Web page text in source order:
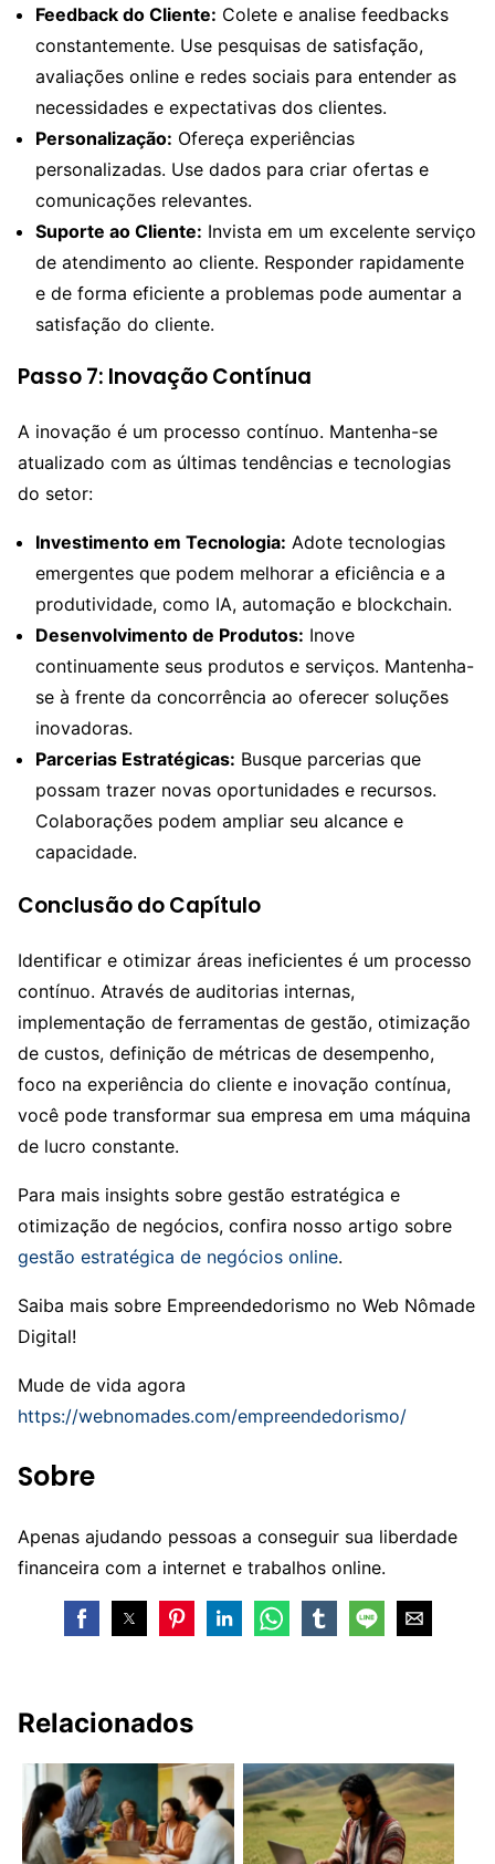
Feedback do Cliente: Colete e analise feedbacks
constantemente. Use pesquisas de satisfação,
avaliações online e redes sociais para entender as
necessidades e expectativas dos clientes.
Personalização: Ofereça experiências
personalizadas. Use dados para criar ofertas e
comunicações relevantes.
Suporte ao Cliente: Invista em um excelente serviço
de atendimento ao cliente. Responder rapidamente
e de forma eficiente a problemas pode aumentar a
satisfação do cliente.
Passo 7: Inovação Contínua
A inovação é um processo contínuo. Mantenha-se
atualizado com as últimas tendências e tecnologias
do setor:
Investimento em Tecnologia: Adote tecnologias
emergentes que podem melhorar a eficiência e a
produtividade, como IA, automação e blockchain.
Desenvolvimento de Produtos: Inove
continuamente seus produtos e serviços. Mantenha-
se à frente da concorrência ao oferecer soluções
inovadoras.
Parcerias Estratégicas: Busque parcerias que
possam trazer novas oportunidades e recursos.
Colaborações podem ampliar seu alcance e
capacidade.
Conclusão do Capítulo
Identificar e otimizar áreas ineficientes é um processo
contínuo. Através de auditorias internas,
implementação de ferramentas de gestão, otimização
de custos, definição de métricas de desempenho,
foco na experiência do cliente e inovação contínua,
você pode transformar sua empresa em uma máquina
de lucro constante.
Para mais insights sobre gestão estratégica e
otimização de negócios, confira nosso artigo sobre
gestão estratégica de negócios online.
Saiba mais sobre Empreendedorismo no Web Nômade
Digital!
Mude de vida agora
https://webnomades.com/empreendedorismo/
Sobre
Apenas ajudando pessoas a conseguir sua liberdade
financeira com a internet e trabalhos online.
Relacionados